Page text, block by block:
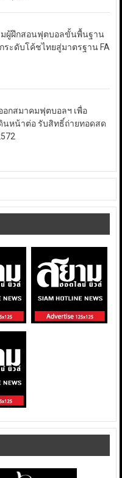
มผู้ฝึกสอนฟุตบอลขั้นพื้นฐาน
กระดับโค้ชไทยสู่มาตรฐาน FA
กสมาคมฟุตบอลฯ เพื่อ
นหน้าต่อ รับสิทธิ์ถ่ายทอดสด